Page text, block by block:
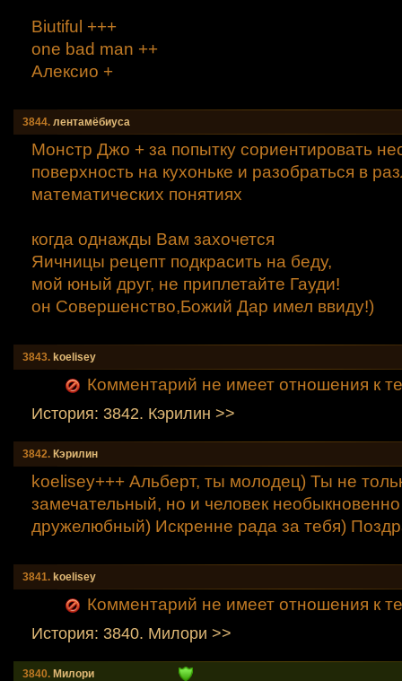
Вiutiful +++
one bad man ++
Алексио +
3844. лентамёбиуса
Монстр Джо + за попытку сориентировать
поверхность на кухоньке и разобраться в
математических понятиях
когда однажды Вам захочется
Яичницы рецепт подкрасить на беду,
мой юный друг, не приплетайте Гауди!
он Совершенство,Божий Дар имел ввиду!)
3843. koelisey
Комментарий не имеет отношения к
История: 3842. Кэрилин >>
3842. Кэрилин
koelisey+++ Альберт, ты молодец) Ты не
замечательный, но и человек
дружелюбный) Искренне рада за тебя)
3841. koelisey
Комментарий не имеет отношения к
История: 3840. Милори >>
3840. Милори